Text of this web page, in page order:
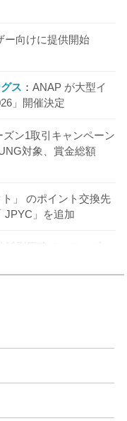
ー向けに提供開始
ス
ANAP が大型イ
」開催決定
ン1取引キャンペーン
対象、賞金総額
ト」 のポイント交換先
JPYC」を追加
信託型円建てステーブル